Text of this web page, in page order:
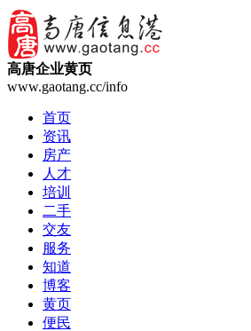
高唐企业黄页
www.gaotang.cc/info
首页
资讯
房产
人才
培训
二手
交友
服务
知道
博客
黄页
便民